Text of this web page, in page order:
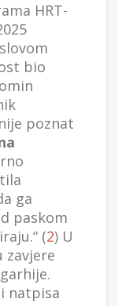
HRT-
bio
poznat
ga
paskom
(2) U
zavjere
natpisa